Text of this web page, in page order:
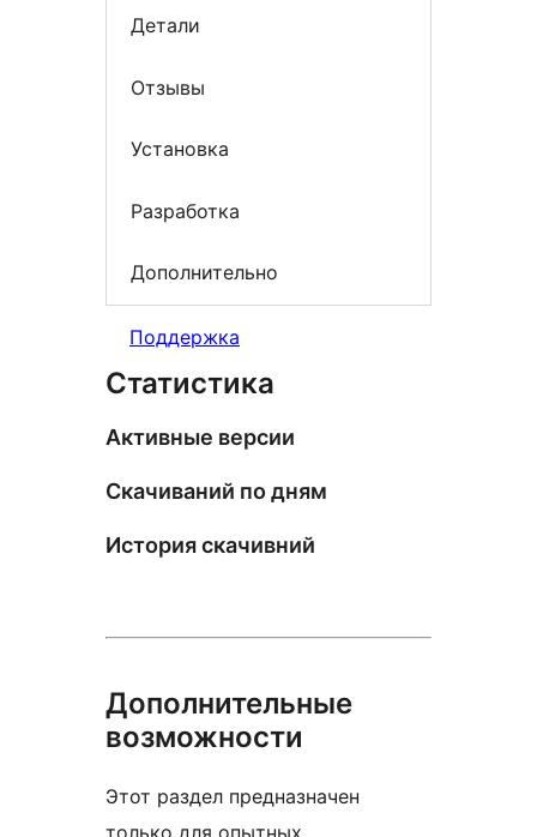
Детали
Отзывы
Установка
Разработка
Дополнительно
Поддержка
Статистика
Активные версии
Скачиваний по дням
История скачивний
Дополнительные
возможности
Этот раздел предназначен
только для опытных